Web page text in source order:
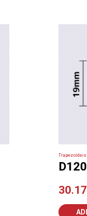
D120
30.17